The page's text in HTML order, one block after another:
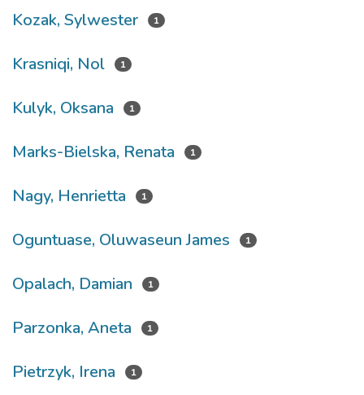
Kozak, Sylwester 1
Krasniqi, Nol 1
Kulyk, Oksana 1
Marks-Bielska, Renata 1
Nagy, Henrietta 1
Oguntuase, Oluwaseun James 1
Opalach, Damian 1
Parzonka, Aneta 1
Pietrzyk, Irena 1